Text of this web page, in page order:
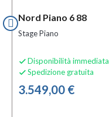
Nord Piano 6 88
Stage Piano
 Disponibilità immediata
 Spedizione gratuita
3.549,00 €